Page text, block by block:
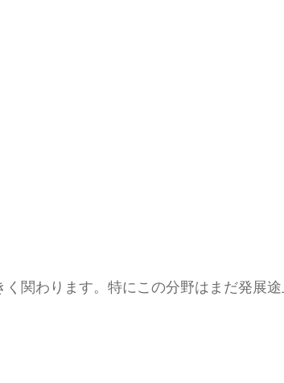
関わります。特にこの分野はまだ発展